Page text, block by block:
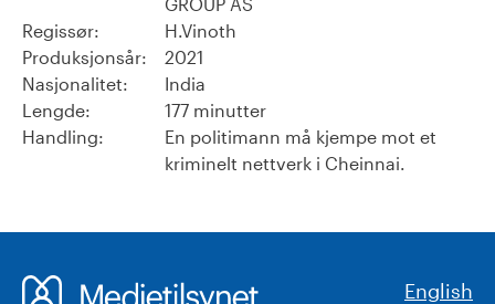
Regissør:
H.Vinoth
Produksjonsår:
2021
Nasjonalitet:
India
Lengde:
177 minutter
Handling:
En politimann må kjempe mot et
kriminelt nettverk i Cheinnai.
English